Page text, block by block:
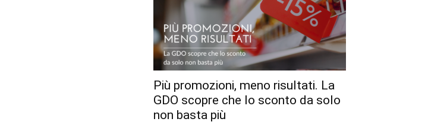
Più promozioni, meno risultati. La
GDO scopre che lo sconto da solo
non basta più